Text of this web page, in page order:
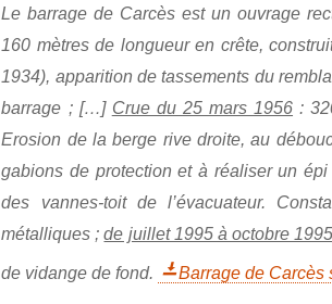
Le barrage de Carcès est un ouvrage
160 mètres de longueur en crête,
1934), apparition de tassements du
barrage ; […] Crue du 25 mars 1956 :
Erosion de la berge rive droite, au
gabions de protection et à réaliser un
des vannes-toit de l’évacuateur.
métalliques ;de juillet 1995 à octobre 1995
de vidange de fond.
Barrage de Carcès